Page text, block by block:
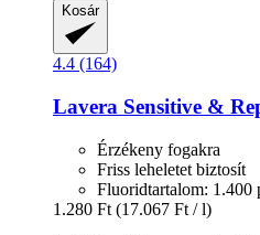
Kosár
4.4 (164)
Lavera Sensitive &
Érzékeny fogakra
Friss leheletet biztosít
Fluoridtartalom: 1.400
1.280 Ft (17.067 Ft / l)